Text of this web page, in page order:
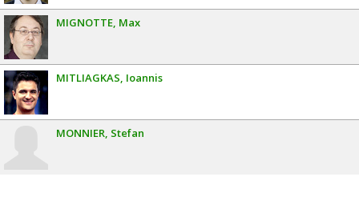
MIGNOTTE Max
MITLIAGKAS Ioannis
MONNIER Stefan